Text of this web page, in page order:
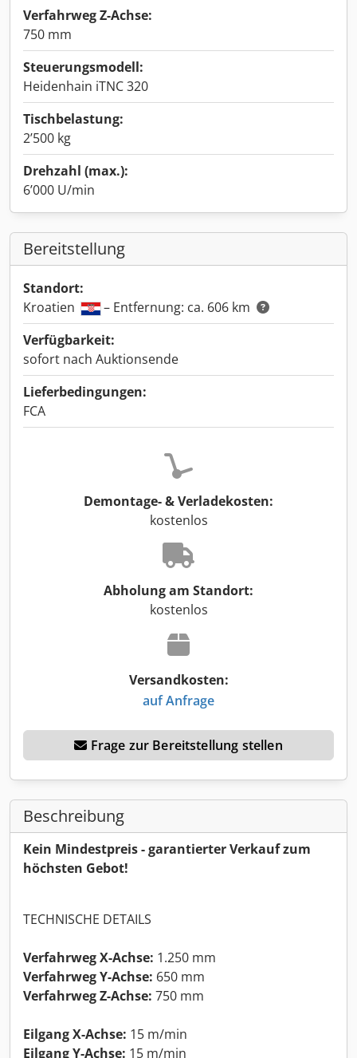
Verfahrweg Z-Achse:
750 mm
Steuerungsmodell:
Heidenhain iTNC 320
Tischbelastung:
2’500 kg
Drehzahl (max.):
6’000 U/min
Bereitstellung
Standort:
Kroatien
– Entfernung: ca. 606 km
Verfügbarkeit:
sofort nach Auktionsende
Lieferbedingungen:
FCA
Demontage- & Verladekosten:
kostenlos
Abholung am Standort:
kostenlos
Versandkosten:
auf Anfrage
Frage zur Bereitstellung stellen
Beschreibung
Kein Mindestpreis - garantierter Verkauf zum
höchsten Gebot!
TECHNISCHE DETAILS
Verfahrweg X-Achse: 1.250 mm
Verfahrweg Y-Achse: 650 mm
Verfahrweg Z-Achse: 750 mm
Eilgang X-Achse: 15 m/min
Eilgang Y-Achse: 15 m/min